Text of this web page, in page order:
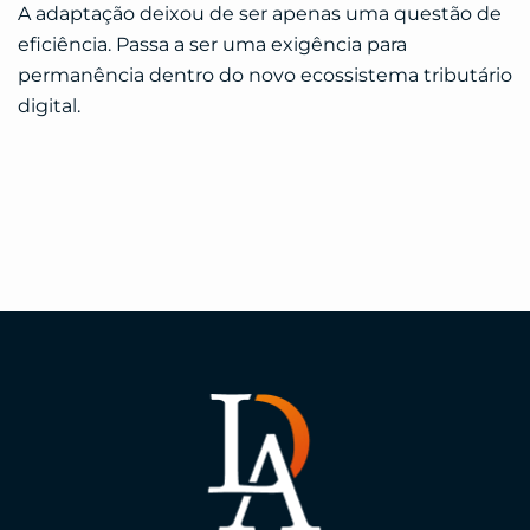
A adaptação deixou de ser apenas uma questão de
eficiência. Passa a ser uma exigência para
permanência dentro do novo ecossistema tributário
digital.